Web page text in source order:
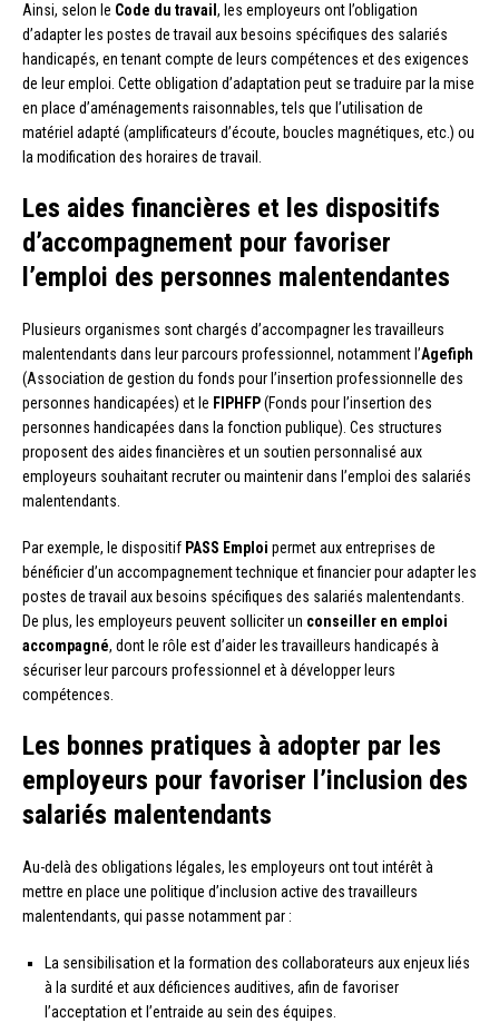
Ainsi, selon le Code du travail , les employeurs ont l’obligation
d’adapter les postes de travail aux besoins spécifiques des salariés
handicapés, en tenant compte de leurs compétences et des exigences
de leur emploi. Cette obligation d’adaptation peut se traduire par la mise
en place d’aménagements raisonnables, tels que l’utilisation de
matériel adapté (amplificateurs d’écoute, boucles magnétiques, etc.) ou
la modification des horaires de travail.
Les aides financières et les dispositifs
d’accompagnement pour favoriser
l’emploi des personnes malentendantes
Plusieurs organismes sont chargés d’accompagner les travailleurs
malentendants dans leur parcours professionnel, notamment l’Agefiph
(Association de gestion du fonds pour l’insertion professionnelle des
personnes handicapées) et le FIPHFP(Fonds pour l’insertion des
personnes handicapées dans la fonction publique). Ces structures
proposent des aides financières et un soutien personnalisé aux
employeurs souhaitant recruter ou maintenir dans l’emploi des salariés
malentendants.
Par exemple, le dispositif PASS Emploi permet aux entreprises de
bénéficier d’un accompagnement technique et financier pour adapter les
postes de travail aux besoins spécifiques des salariés malentendants.
De plus, les employeurs peuvent solliciter un conseiller en emploi
accompagné, dont le rôle est d’aider les travailleurs handicapés à
sécuriser leur parcours professionnel et à développer leurs
compétences.
Les bonnes pratiques à adopter par les
employeurs pour favoriser l’inclusion des
salariés malentendants
Au-delà des obligations légales, les employeurs ont tout intérêt à
mettre en place une politique d’inclusion active des travailleurs
malentendants, qui passe notamment par :
La sensibilisation et la formation des collaborateurs aux enjeux liés
à la surdité et aux déficiences auditives, afin de favoriser
l’acceptation et l’entraide au sein des équipes.